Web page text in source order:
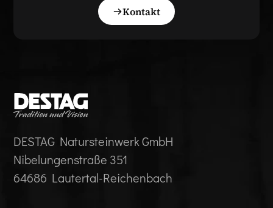
Kontakt
DESTAG Natursteinwerk GmbH
Nibelungenstraße 351
64686 Lautertal-Reichenbach